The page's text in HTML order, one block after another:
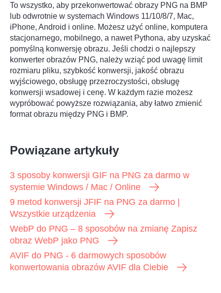
Krok 3.
Krok 4.
To wszystko, aby przekonwertować obrazy PNG na BMP
lub odwrotnie w systemach Windows 11/10/8/7, Mac,
iPhone, Android i online. Możesz użyć online, komputera
stacjonarnego, mobilnego, a nawet Pythona, aby uzyskać
pomyślną konwersję obrazu. Jeśli chodzi o najlepszy
konwerter obrazów PNG, należy wziąć pod uwagę limit
rozmiaru pliku, szybkość konwersji, jakość obrazu
wyjściowego, obsługę przezroczystości, obsługę
konwersji wsadowej i cenę. W każdym razie możesz
wypróbować powyższe rozwiązania, aby łatwo zmienić
format obrazu między PNG i BMP.
Powiązane artykuły
3 sposoby konwersji GIF na PNG za darmo w
systemie Windows / Mac / Online
9 metod konwersji JFIF na PNG za darmo |
Wszystkie urządzenia
WebP do PNG – 8 sposobów na zmianę Zapisz
obraz WebP jako PNG
AVIF do PNG - 6 darmowych sposobów
konwertowania obrazów AVIF dla Ciebie